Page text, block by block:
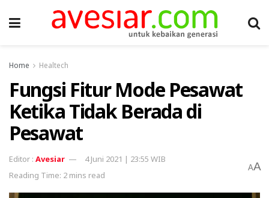
Home Healtech
Fungsi Fitur Mode Pesawat
Ketika Tidak Berada di
Pesawat
Avesiar
4 Juni 2021 | 23:55 WIB
Reading Time: 2 mins read
AA